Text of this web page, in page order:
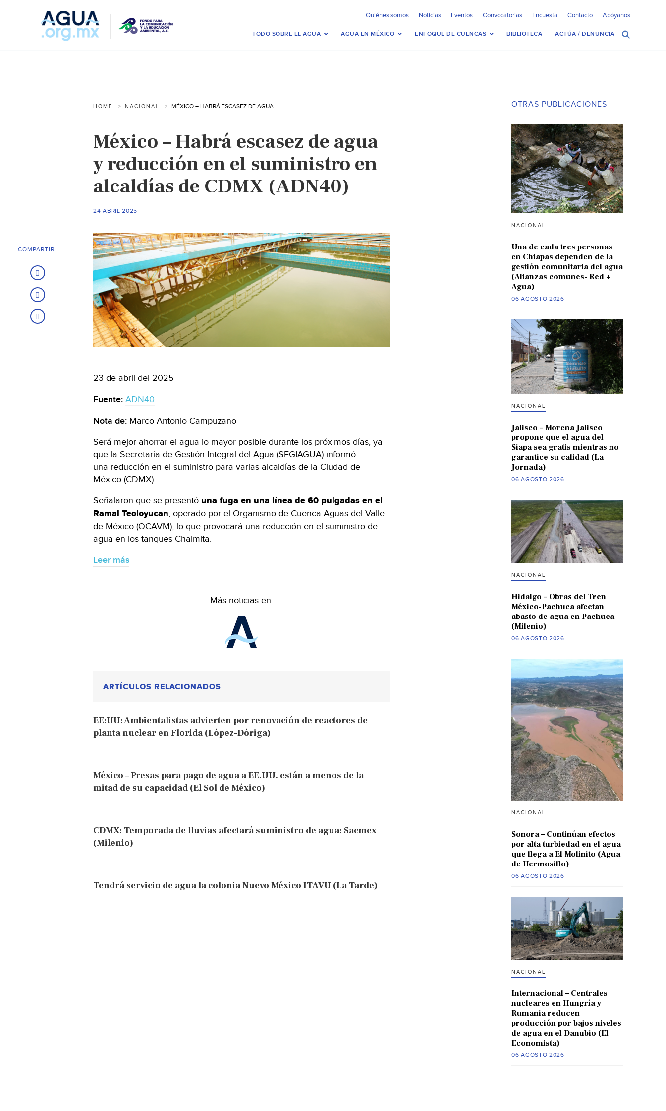
Quiénes somos Noticias Eventos Convocatorias Encuesta Contacto Apóyanos
TODO SOBRE EL AGUA AGUA EN MÉXICO ENFOQUE DE CUENCAS BIBLIOTECA ACTÚA / DENUNCIA
HOME NACIONAL MÉXICO – HABRÁ ESCASEZ DE AGUA Y REDUCCIÓN EN EL SUMINISTRO EN ALCALDÍAS DE CDMX (ADN40)
México – Habrá escasez de agua
y reducción en el suministro en
alcaldías de CDMX (ADN40)
24 ABRIL 2025
23 de abril del 2025
Fuente: ADN40
Nota de: Marco Antonio Campuzano
Será mejor ahorrar el agua lo mayor posible durante los próximos días, ya
que la Secretaría de Gestión Integral del Agua (SEGIAGUA) informó
una reducción en el suministro para varias alcaldías de la Ciudad de
México (CDMX).
Señalaron que se presentó una fuga en una línea de 60 pulgadas en el
Ramal Teoloyucan, operado por el Organismo de Cuenca Aguas del Valle
de México (OCAVM), lo que provocará una reducción en el suministro de
agua en los tanques Chalmita.
Leer más
Más noticias en:
ARTÍCULOS RELACIONADOS
EE:UU: Ambientalistas advierten por renovación de reactores de
planta nuclear en Florida (López-Dóriga)
México – Presas para pago de agua a EE.UU. están a menos de la
mitad de su capacidad (El Sol de México)
CDMX: Temporada de lluvias afectará suministro de agua: Sacmex
(Milenio)
Tendrá servicio de agua la colonia Nuevo México ITAVU (La Tarde)
COMPARTIR
OTRAS PUBLICACIONES
NACIONAL
Una de cada tres personas
en Chiapas dependen de la
gestión comunitaria del agua
(Alianzas comunes- Red +
Agua)
06 AGOSTO 2026
NACIONAL
Jalisco – Morena Jalisco
propone que el agua del
Siapa sea gratis mientras no
garantice su calidad (La
Jornada)
06 AGOSTO 2026
NACIONAL
Hidalgo – Obras del Tren
México-Pachuca afectan
abasto de agua en Pachuca
(Milenio)
06 AGOSTO 2026
NACIONAL
Sonora – Continúan efectos
por alta turbiedad en el agua
que llega a El Molinito (Agua
de Hermosillo)
06 AGOSTO 2026
NACIONAL
Internacional – Centrales
nucleares en Hungría y
Rumania reducen
producción por bajos niveles
de agua en el Danubio (El
Economista)
06 AGOSTO 2026